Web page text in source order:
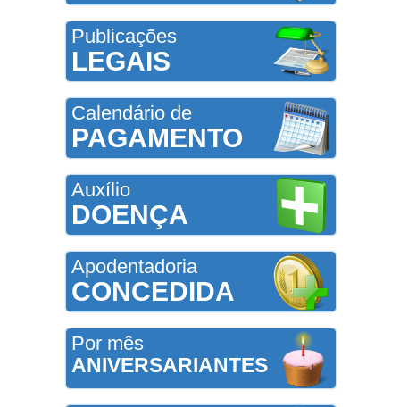
Publicações
LEGAIS
Calendário de
PAGAMENTO
Auxílio
DOENÇA
Apodentadoria
CONCEDIDA
Por mês
ANIVERSARIANTES